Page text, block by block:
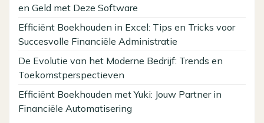
en Geld met Deze Software
Efficiënt Boekhouden in Excel: Tips en Tricks voor
Succesvolle Financiële Administratie
De Evolutie van het Moderne Bedrijf: Trends en
Toekomstperspectieven
Efficiënt Boekhouden met Yuki: Jouw Partner in
Financiële Automatisering